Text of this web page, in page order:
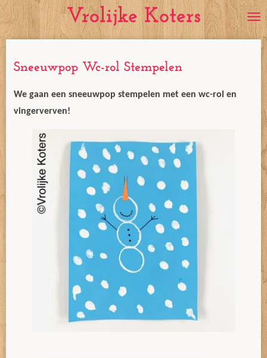
direct
de
Vrolijke Koters
Sneeuwpop Wc-rol Stempelen
We gaan een sneeuwpop stempelen met een wc-rol en
vingerverven!